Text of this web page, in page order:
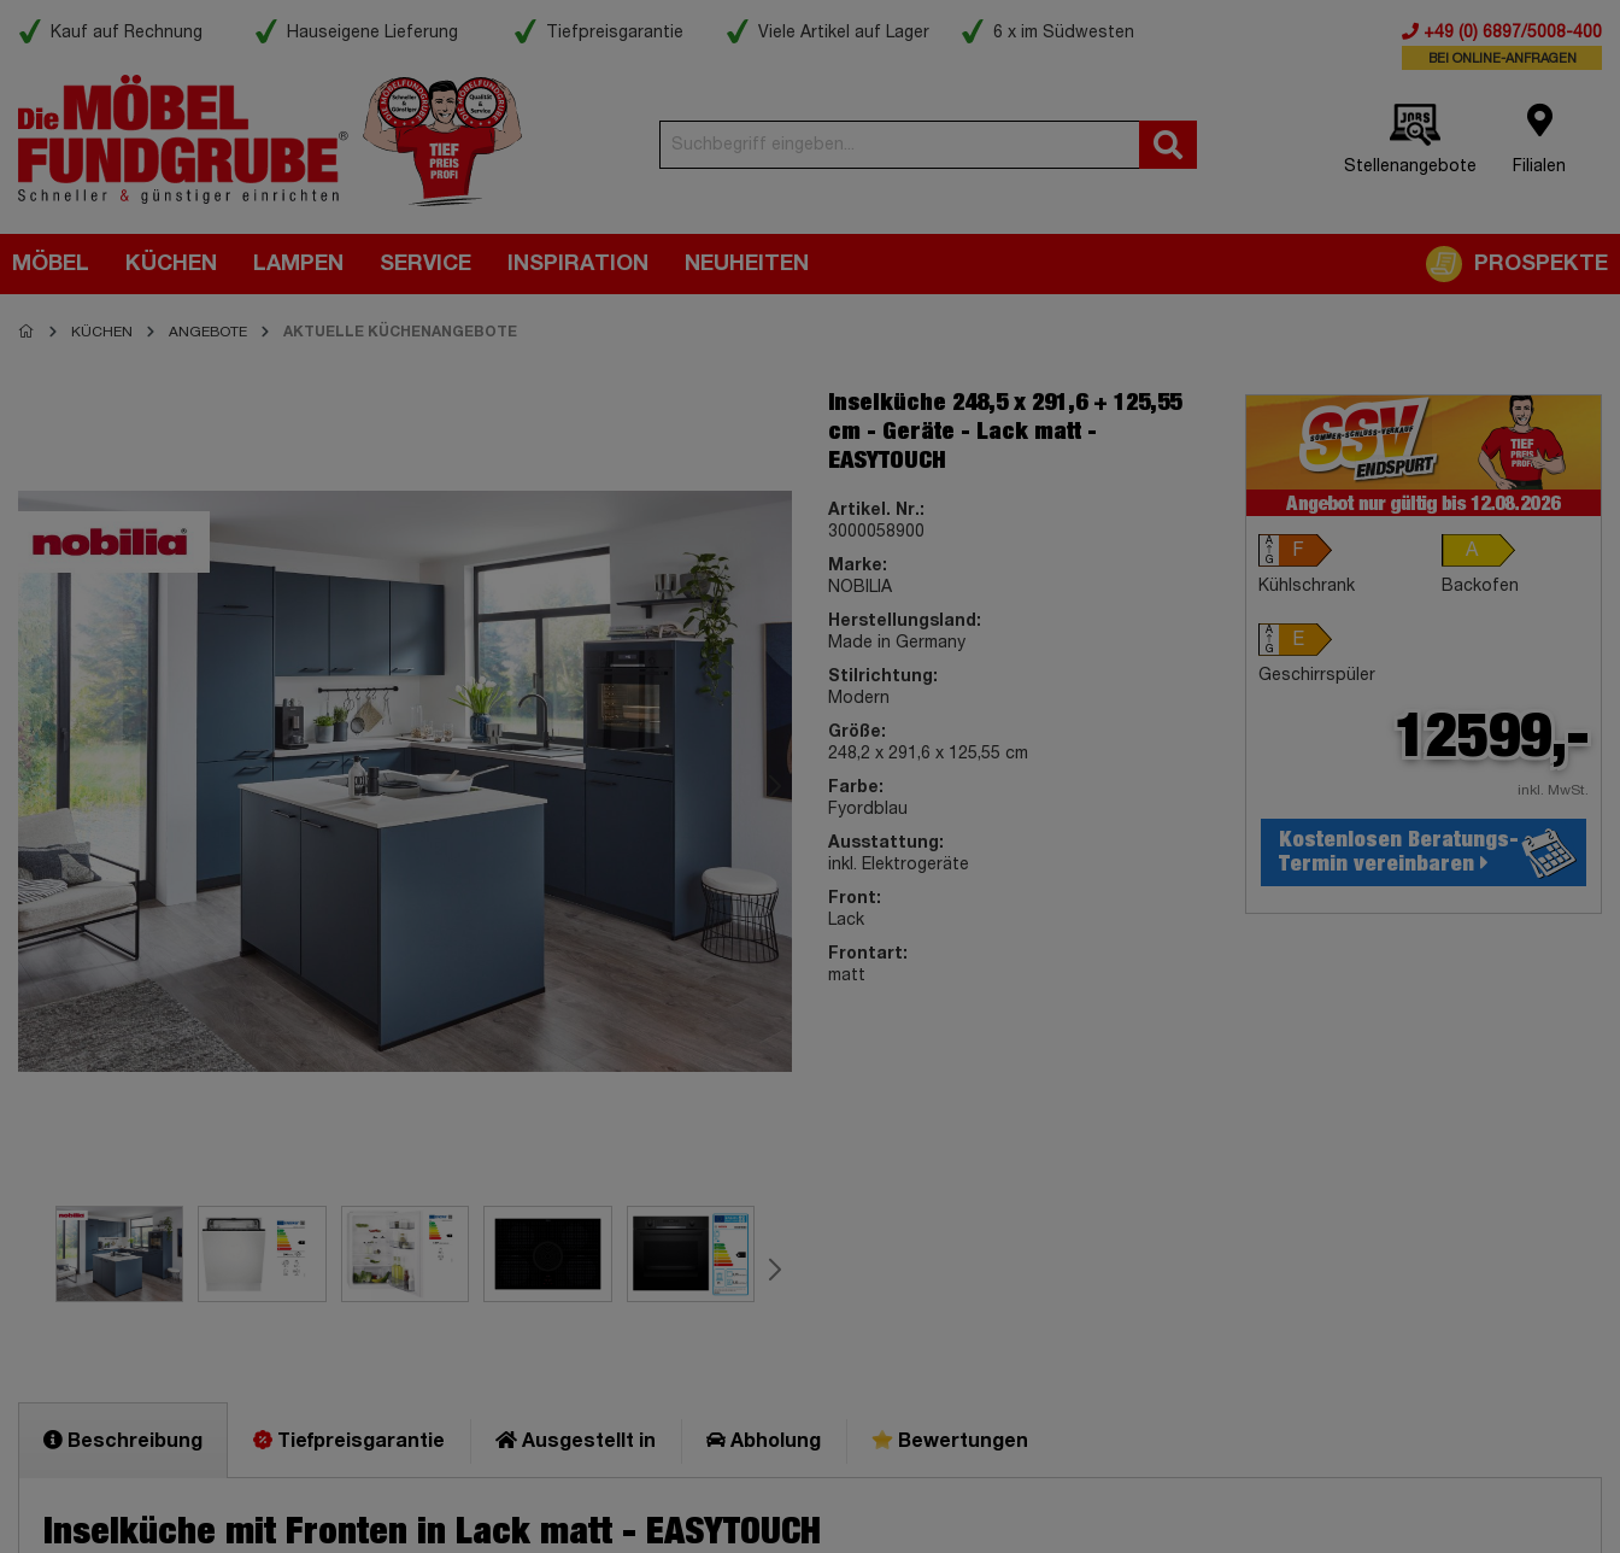
Kauf auf Rechnung Hauseigene Lieferung Tiefpreisgarantie Viele Artikel auf Lager 6 x im Südwesten +49 (0) 6897/5008-400
BEI ONLINE-ANFRAGEN
Stellenangebote Filialen
MÖBEL KÜCHEN LAMPEN SERVICE INSPIRATION NEUHEITEN PROSPEKTE
KÜCHEN ANGEBOTE AKTUELLE KÜCHENANGEBOTE
Inselküche 248,5 x 291,6 + 125,55
cm - Geräte - Lack matt -
EASYTOUCH
Artikel. Nr.:
3000058900
Marke:
NOBILIA
Herstellungsland:
Made in Germany
Stilrichtung:
Modern
Größe:
248,2 x 291,6 x 125,55 cm
Farbe:
Fyordblau
Ausstattung:
inkl. Elektrogeräte
Front:
Lack
Frontart:
matt
F
A
G
Kühlschrank
A
Backofen
E
A
G
Geschirrspüler
12599,-
inkl. MwSt.
Kostenlosen Beratungs-
Termin vereinbaren
Beschreibung Tiefpreisgarantie Ausgestellt in Abholung Bewertungen
Inselküche mit Fronten in Lack matt - EASYTOUCH